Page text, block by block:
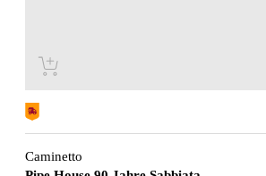
Caminetto